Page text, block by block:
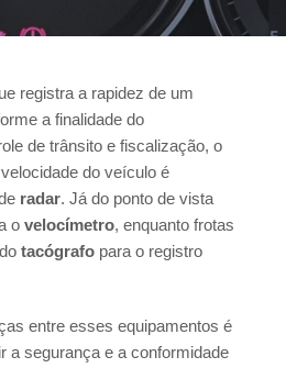
registra a rapidez de um
a finalidade do
de trânsito e fiscalização, o
do veículo é
radar. Já do ponto de vista
o velocímetro, enquanto frotas
tacógrafo para o registro
entre esses equipamentos é
a segurança e a conformidade